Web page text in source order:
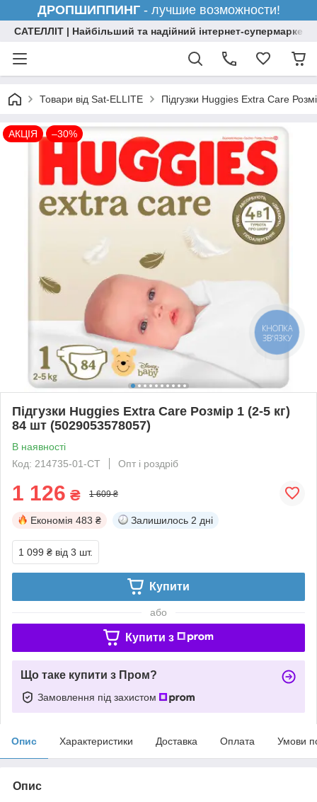
ДРОПШИППИНГ- лучшие возможности!
САТЕЛЛІТ | Найбільший та надійний інтернет-супермаркет
Товари від Sat-ELLITE Підгузки Huggies Extra Care
АКЦІЯ –30%
Підгузки Huggies Extra Care Розмір 1 (2-5 кг)
84 шт (5029053578057)
В наявності
Код: 214735-01-СТ
Опт і роздріб
1 126 ₴ 1 609 ₴
Економія 483 ₴ Залишилось 2 дні
1 099 ₴ від 3 шт.
Купити
або
Купити з
Що таке купити з Пром?
Замовлення під захистом
Опис Характеристики Доставка Оплата Умови
Опис
КНОПКА
ЗВ'ЯЗКУ